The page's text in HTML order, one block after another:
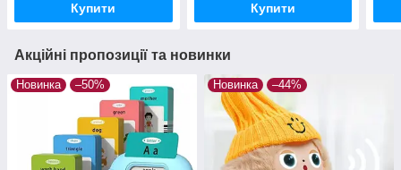
Купити Купити
Акційні пропозиції та новинки
Новинка –50% Новинка –44%